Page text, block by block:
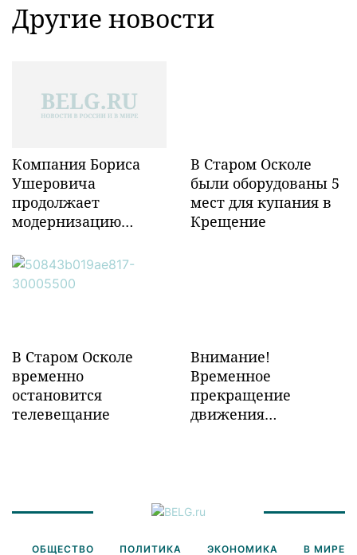
Другие новости
Компания Бориса
Ушеровича
продолжает
модернизацию
инфраструктуры в
Забайкалье
В Старом Осколе
были оборудованы 5
мест для купания в
Крещение
В Старом Осколе
временно
остановится
телевещание
Внимание!
Временное
прекращение
движения
ОБЩЕСТВО ПОЛИТИКА ЭКОНОМИКА В МИРЕ